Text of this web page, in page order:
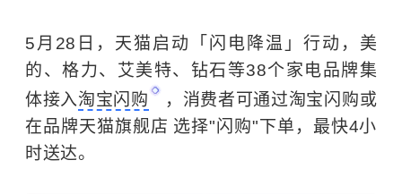
5月28日，天猫启动「闪电降温」行动，美
的、格力、艾美特、钻石等38个家电品牌集
体接入淘宝闪购
，消费者可通过淘宝闪购或
在品牌天猫旗舰店 选择"闪购"下单，最快4小
时送达。